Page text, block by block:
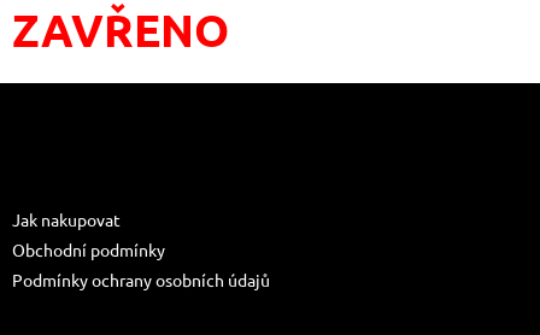
ZAVŘENO
Jak nakupovat
Obchodní podmínky
Podmínky ochrany osobních údajů